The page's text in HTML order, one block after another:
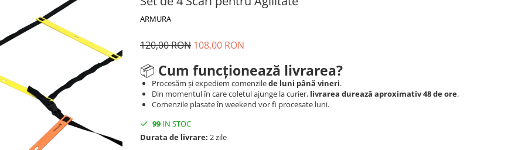
ARMURA
120,00 RON 108,00 RON
📦 Cum funcționează livrarea?
Procesăm și expediem comenzilede luni până vineri.
Din momentul în care coletul ajunge la curier, livrarea durează aproximativ 48 de ore.
Comenzile plasate în weekend vor fi procesate luni.
99 IN STOC
Durata de livrare: 2 zile